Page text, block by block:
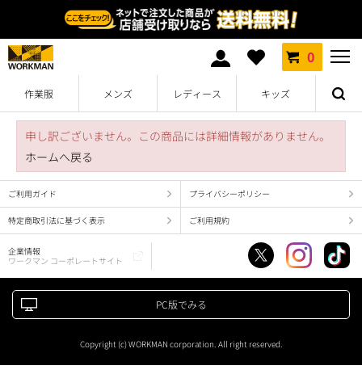
0
作業服 メンズ レディース キッズ
申し訳ございません。この商品には詳細情報がありません。
ホームへ戻る
ご利用ガイド プライバシーポリシー
特定商取引法に基づく表示 ご利用規約
企業情報
ワークマン コーポレートサイト
PC版でみる
Copyright (c) WORKMAN corporation. All right reserved.